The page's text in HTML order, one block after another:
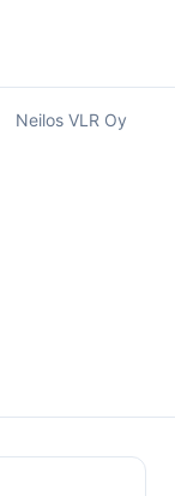
Neilos VLR Oy